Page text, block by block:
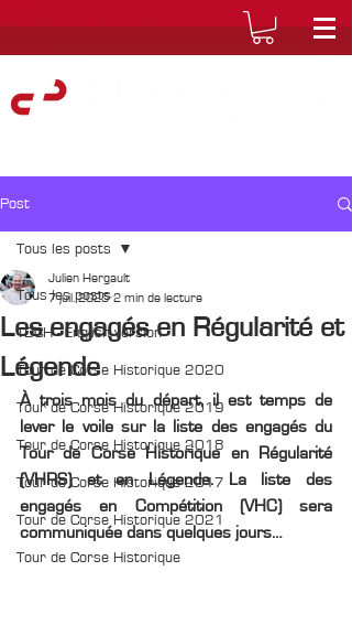
Post
Tous les posts
TDCH - English version
Tour de Corse Historique 2020
Tour de Corse Historique 2019
Tour de Corse Historique 2018
Tour de Corse Historique 2017
Tour de Corse Historique 2021
Tour de Corse Historique
Tous les posts
Les engagés en Régularité et
Légende
Julien Hergault
7 juil. 2025 2 min de lecture
À trois mois du départ, il est temps de
lever le voile sur la liste des engagés du
Tour de Corse Historique en Régularité
(VHRS) et en Légende. La liste des
engagés en Compétition (VHC) sera
communiquée dans quelques jours…